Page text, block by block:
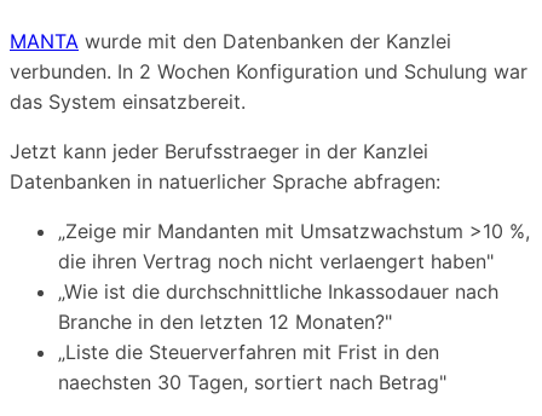
MANTA wurde mit den Datenbanken der Kanzlei
verbunden. In 2 Wochen Konfiguration und Schulung war
das System einsatzbereit.
Jetzt kann jeder Berufsstraeger in der Kanzlei
Datenbanken in natuerlicher Sprache abfragen:
„Zeige mir Mandanten mit Umsatzwachstum >10 %,
die ihren Vertrag noch nicht verlaengert haben"
„Wie ist die durchschnittliche Inkassodauer nach
Branche in den letzten 12 Monaten?"
„Liste die Steuerverfahren mit Frist in den
naechsten 30 Tagen, sortiert nach Betrag"